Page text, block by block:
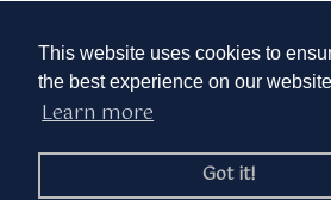
This website uses cookies to
the best experience on our
Learn more
Got it!
Cookies •
TAGS:A B C D E F G H I J K